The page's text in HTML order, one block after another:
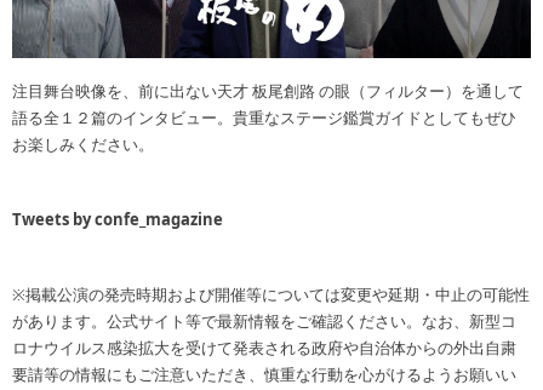
注目舞台映像を、前に出ない天才 板尾創路 の眼（フィルター）を通して
語る全１２篇のインタビュー。貴重なステージ鑑賞ガイドとしてもぜひ
お楽しみください。
Tweets by confe_magazine
※掲載公演の発売時期および開催等については変更や延期・中止の可能性
があります。公式サイト等で最新情報をご確認ください。なお、新型コ
ロナウイルス感染拡大を受けて発表される政府や自治体からの外出自粛
要請等の情報にもご注意いただき、慎重な行動を心がけるようお願いい